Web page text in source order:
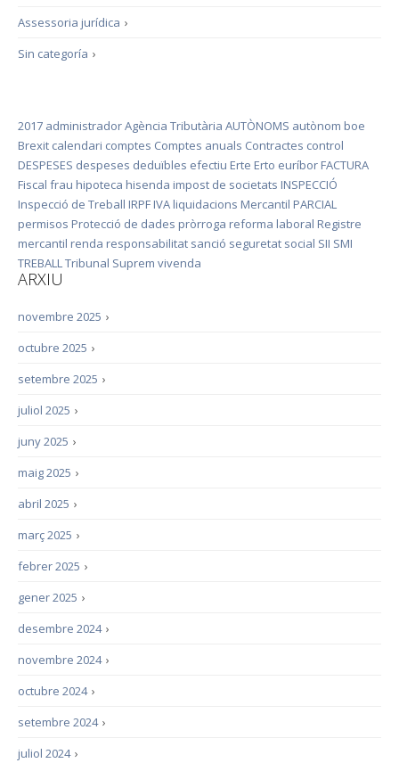
›
Assessoria jurídica
›
Sin categoría
2017 administradorAgència Tributària AUTÒNOMS autònom boe
Brexit calendari comptes Comptes anuals Contractes control
DESPESES despeses deduïbles efectiu Erte Erto euríbor FACTURA
Fiscal frau hipoteca hisenda impost de societats INSPECCIÓ
Inspecció de Treball IRPF IVA liquidacions Mercantil PARCIAL
permisos Protecció de dades pròrroga reforma laboral Registre
mercantil renda responsabilitat sanció seguretat social SII SMI
TREBALLTribunal Suprem vivenda
ARXIU
›
novembre 2025
›
octubre 2025
›
setembre 2025
›
juliol 2025
›
juny 2025
›
maig 2025
›
abril 2025
›
març 2025
›
febrer 2025
›
gener 2025
›
desembre 2024
›
novembre 2024
›
octubre 2024
›
setembre 2024
›
juliol 2024